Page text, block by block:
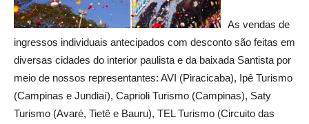
As vendas de
ingressos individuais antecipados com desconto são feitas em
diversas cidades do interior paulista e da baixada Santista por
meio de nossos representantes: AVI (Piracicaba), Ipê Turismo
(Campinas e Jundiaí), Caprioli Turismo (Campinas), Saty
Turismo (Avaré, Tietê e Bauru), TEL Turismo (Circuito das